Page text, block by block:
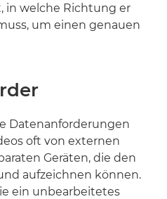
in welche Richtung er
um einen genauen
Datenanforderungen
oft von externen
Geräten, die den
aufzeichnen können.
ein unbearbeitetes